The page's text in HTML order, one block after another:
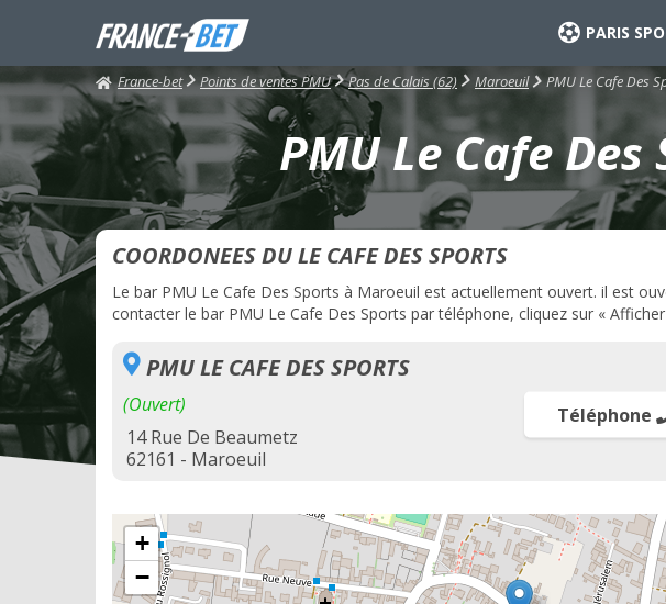
PARIS
France-bet Points de ventes PMU Pas de Calais (62) Maroeuil PMU Le Cafe Des
PMU Le Cafe
COORDONEES DU LE CAFE DES SPORTS
Le bar PMU Le Cafe Des Sports à Maroeuil est actuellement ouvert. il est
contacter le bar PMU Le Cafe Des Sports par téléphone, cliquez sur «
PMU LE CAFE DES SPORTS
(Ouvert)
14 Rue De Beaumetz
62161 - Maroeuil
Téléphone
+
−